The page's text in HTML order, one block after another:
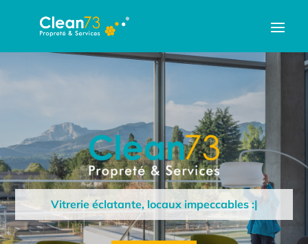
Vitrerie éclatante, locaux impeccables : nous nou